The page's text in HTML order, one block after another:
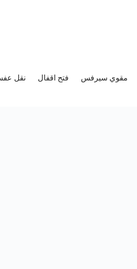
مقوي سيرفس فتح اقفال نقل